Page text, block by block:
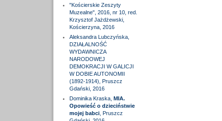
"Kościerskie Zeszyty
Muzealne", 2016, nr 10, red.
Krzysztof Jażdżewski,
Kościerzyna, 2016
Aleksandra Lubczyńska,
DZIAŁALNOŚĆ
WYDAWNICZA
NARODOWEJ
DEMOKRACJI W GALICJI
W DOBIE AUTONOMII
(1892-1914), Pruszcz
Gdański, 2016
Dominika Kraska, MIA.
Opowieść o dzieciństwie
mojej babci, Pruszcz